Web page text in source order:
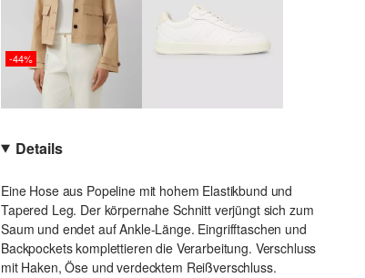
-44%
Details
Eine Hose aus Popeline mit hohem Elastikbund und
Tapered Leg. Der körpernahe Schnitt verjüngt sich zum
Saum und endet auf Ankle-Länge. Eingrifftaschen und
Backpockets komplettieren die Verarbeitung. Verschluss
mit Haken, Öse und verdecktem Reißverschluss.